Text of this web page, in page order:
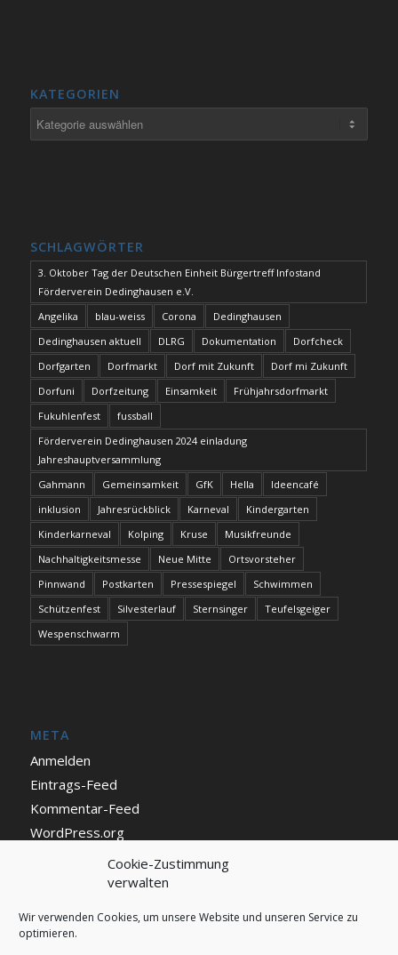
Cookie-Zustimmung
verwalten
Wir verwenden Cookies, um unsere Website und unseren Service zu
optimieren.
KATEGORIEN
SCHLAGWÖRTER
3. Oktober Tag der Deutschen Einheit Bürgertreff Infostand
Förderverein Dedinghausen e.V.
Angelika
blau-weiss Corona
Dedinghausen
Dedinghausen aktuell
DLRG Dokumentation
Dorfcheck
Dorfgarten
Dorfmarkt Dorf mit Zukunft
Dorf mi Zukunft
Dorfuni
Dorfzeitung Einsamkeit
Frühjahrsdorfmarkt
Fukuhlenfest
fussball
Förderverein Dedinghausen 2024 einladung
Jahreshauptversammlung
Gahmann
Gemeinsamkeit GfK Hella
Ideencafé
inklusion
Jahresrückblick Karneval
Kindergarten
Kinderkarneval
Kolping Kruse
Musikfreunde
Nachhaltigkeitsmesse
Neue Mitte
Ortsvorsteher
Pinnwand
Postkarten Pressespiegel
Schwimmen
Schützenfest
Silvesterlauf Sternsinger
Teufelsgeiger
Wespenschwarm
META
Anmelden
Eintrags-Feed
Kommentar-Feed
WordPress.org
IMPRESSUM UND DATENSCHUTZ
Impressum
Datenschutz